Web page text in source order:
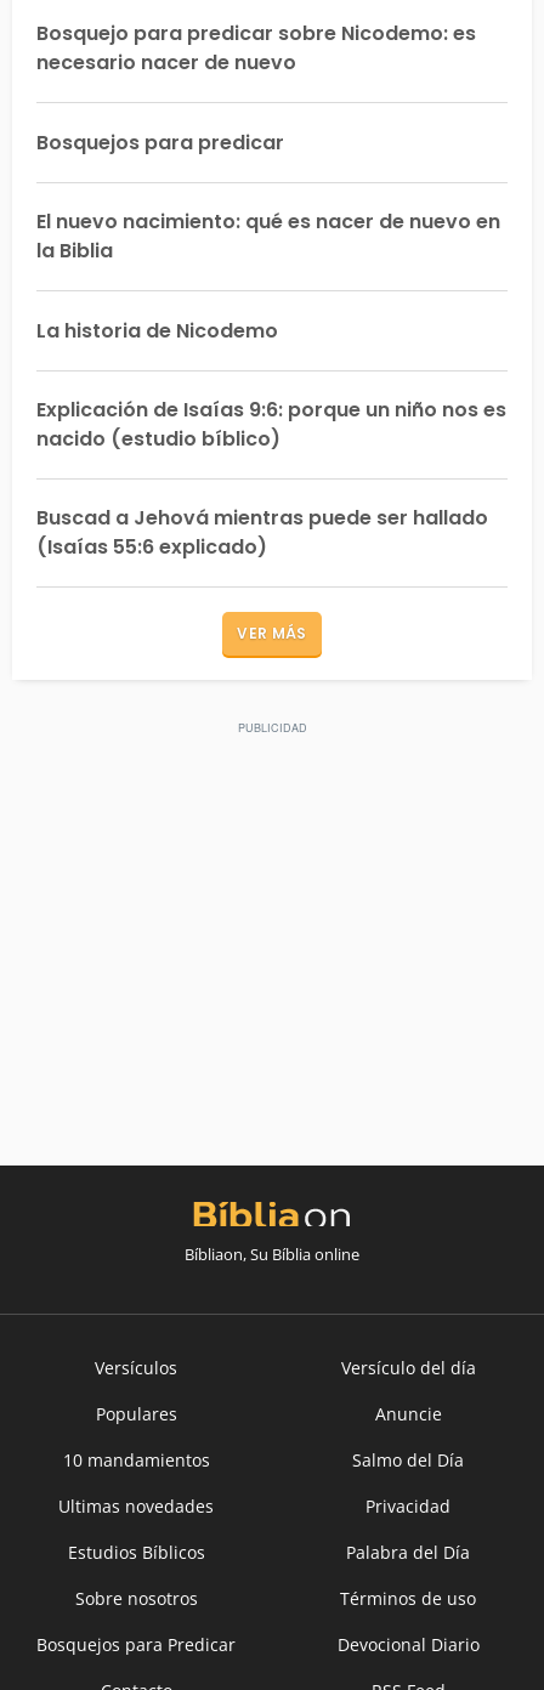
Bosquejo para predicar sobre Nicodemo: es
necesario nacer de nuevo
Bosquejos para predicar
El nuevo nacimiento: qué es nacer de nuevo en
la Biblia
La historia de Nicodemo
Explicación de Isaías 9:6: porque un niño nos es
nacido (estudio bíblico)
Buscad a Jehová mientras puede ser hallado
(Isaías 55:6 explicado)
VER MÁS
Bíbliaon, Su Bíblia online
Versículos
Versículo del día
Populares
Anuncie
10 mandamientos
Salmo del Día
Ultimas novedades
Privacidad
Estudios Bíblicos
Palabra del Día
Sobre nosotros
Términos de uso
Bosquejos para Predicar
Devocional Diario